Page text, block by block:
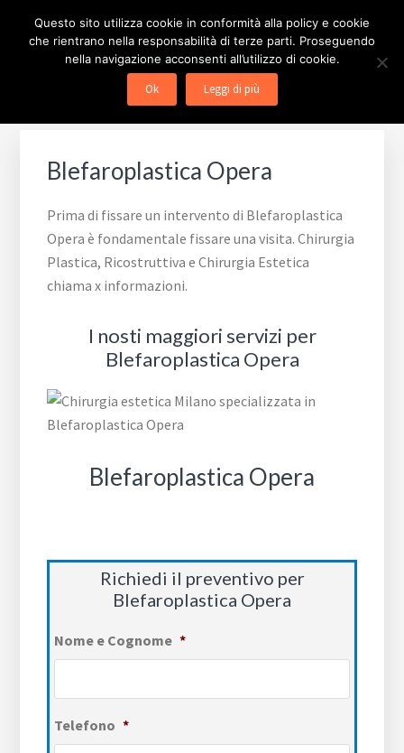
navigazione
CHIRURGIA ESTETICA
MILANO
Blefaroplastica Opera
Prima di fissare un intervento di Blefaroplastica
Opera è fondamentale fissare una visita. Chirurgia
Plastica, Ricostruttiva e Chirurgia Estetica
chiama x informazioni.
I nosti maggiori servizi per
Blefaroplastica Opera
Blefaroplastica Opera
Richiedi il preventivo per
Blefaroplastica Opera
Nome e Cognome *
Telefono *
Questo sito utilizza cookie in conformità alla policy e cookie
che rientrano nella responsabilità di terze parti. Proseguendo
nella navigazione acconsenti all’utilizzo di cookie.
Ok Leggi di più